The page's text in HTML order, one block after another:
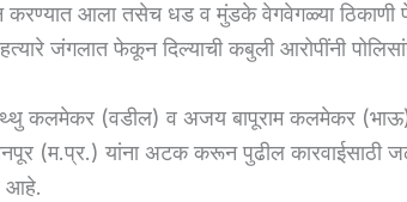
करण्यात आला तसेच धड व मुंडके वेगवेगळ्या ठिकाणी
जंगलात फेकून दिल्याची कबुली आरोपींनी
कलमेकर (वडील) व अजय बापूराम कलमेकर (भाऊ),
(म.प्र.) यांना अटक करून पुढील कारवाईसाठी
आहे.